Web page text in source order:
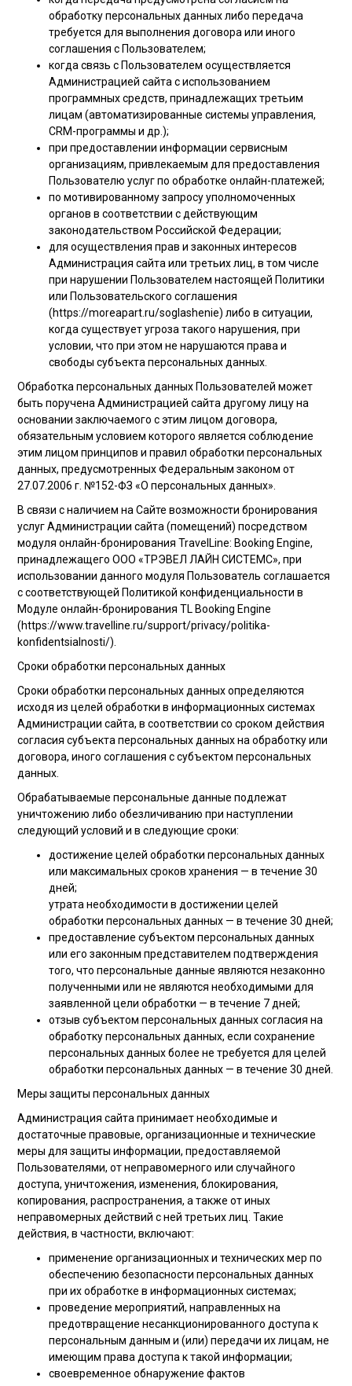
обработку персональных данных либо передача
требуется для выполнения договора или иного
соглашения с Пользователем;
когда связь с Пользователем осуществляется
Администрацией сайта с использованием
программных средств, принадлежащих третьим
лицам (автоматизированные системы управления,
CRM-программы и др.);
при предоставлении информации сервисным
организациям, привлекаемым для предоставления
Пользователю услуг по обработке онлайн-платежей;
по мотивированному запросу уполномоченных
органов в соответствии с действующим
законодательством Российской Федерации;
для осуществления прав и законных интересов
Администрация сайта или третьих лиц, в том числе
при нарушении Пользователем настоящей Политики
или Пользовательского соглашения
(https://moreapart.ru/soglashenie) либо в ситуации,
когда существует угроза такого нарушения, при
условии, что при этом не нарушаются права и
свободы субъекта персональных данных.
Обработка персональных данных Пользователей может
быть поручена Администрацией сайта другому лицу на
основании заключаемого с этим лицом договора,
обязательным условием которого является соблюдение
этим лицом принципов и правил обработки персональных
данных, предусмотренных Федеральным законом от
27.07.2006 г. №152-ФЗ «О персональных данных».
В связи с наличием на Сайте возможности бронирования
услуг Администрации сайта (помещений) посредством
модуля онлайн-бронирования TravelLine: Booking Engine,
принадлежащего ООО «ТРЭВЕЛ ЛАЙН СИСТЕМС», при
использовании данного модуля Пользователь соглашается
с соответствующей Политикой конфиденциальности в
Модуле онлайн-бронирования TL Booking Engine
(https://www.travelline.ru/support/privacy/politika-
konfidentsialnosti/).
Сроки обработки персональных данных
Сроки обработки персональных данных определяются
исходя из целей обработки в информационных системах
Администрации сайта, в соответствии со сроком действия
согласия субъекта персональных данных на обработку или
договора, иного соглашения с субъектом персональных
данных.
Обрабатываемые персональные данные подлежат
уничтожению либо обезличиванию при наступлении
следующий условий и в следующие сроки:
достижение целей обработки персональных данных
или максимальных сроков хранения — в течение 30
дней;
утрата необходимости в достижении целей
обработки персональных данных — в течение 30 дней;
предоставление субъектом персональных данных
или его законным представителем подтверждения
того, что персональные данные являются незаконно
полученными или не являются необходимыми для
заявленной цели обработки — в течение 7 дней;
отзыв субъектом персональных данных согласия на
обработку персональных данных, если сохранение
персональных данных более не требуется для целей
обработки персональных данных — в течение 30 дней.
Меры защиты персональных данных
Администрация сайта принимает необходимые и
достаточные правовые, организационные и технические
меры для защиты информации, предоставляемой
Пользователями, от неправомерного или случайного
доступа, уничтожения, изменения, блокирования,
копирования, распространения, а также от иных
неправомерных действий с ней третьих лиц. Такие
действия, в частности, включают:
применение организационных и технических мер по
обеспечению безопасности персональных данных
при их обработке в информационных системах;
проведение мероприятий, направленных на
предотвращение несанкционированного доступа к
персональным данным и (или) передачи их лицам, не
имеющим права доступа к такой информации;
своевременное обнаружение фактов